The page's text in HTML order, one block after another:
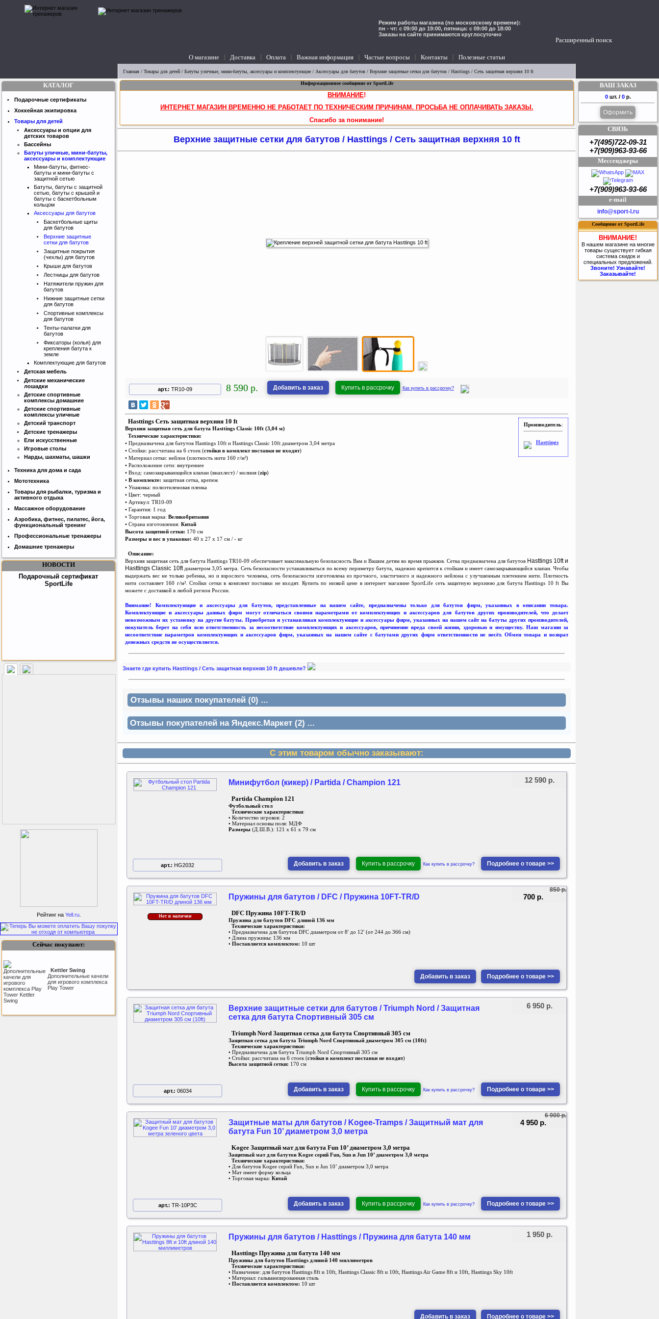
Расширенный поиск
Режим работы магазина (по московскому времени):
пн - чт: с 09:00 до 19:00, пятница: с 09:00 до 18:00
Заказы на сайте принимаются круглосуточно
О магазине Доставка Оплата Важная информация Частые вопросы Контакты Полезные статьи
Главная / Товары для детей / Батуты уличные, мини-батуты, аксессуары и комплектующие / Аксессуары для батутов / Верхние защитные сетки для батутов / Hasttings / Сеть защитная верхняя 10 ft
Информационное сообщение от SportLife
ВНИМАНИЕ!
ИНТЕРНЕТ МАГАЗИН ВРЕМЕННО НЕ РАБОТАЕТ ПО ТЕХНИЧЕСКИМ ПРИЧИНАМ. ПРОСЬБА НЕ ОПЛАЧИВАТЬ ЗАКАЗЫ.
Спасибо за понимание!
Верхние защитные сетки для батутов / Hasttings / Сеть защитная верхняя 10 ft
арт.: TR10-09 8 590 р. Добавить в заказ Купить в рассрочку Как купить в рассрочку?
Производитель:
Hasttings
Hasttings Сеть защитная верхняя 10 ft
Верхняя защитная сеть для батута Hasttings Classic 10ft (3,04 м)
Технические характеристики:
• Предназначена для батутов Hasttings 10ft и Hasttings Classic 10ft диаметром 3,04 метра
• Стойки: рассчитана на 6 стоек (стойки в комплект поставки не входят)
• Материал сетки: нейлон (плотность нити 160 г/м²)
• Расположение сети: внутреннее
• Вход: самозакрывающийся клапан (внахлест) / молния (zip)
• В комплекте: защитная сетка, крепеж
• Упаковка: полиэтиленовая пленка
• Цвет: черный
• Артикул: TR10-09
• Гарантия: 1 год
• Торговая марка: Великобритания
• Страна изготовления: Китай
Высота защитной сетки: 170 см
Размеры и вес в упаковке: 40 х 27 х 17 см / - кг
Описание:
Верхняя защитная сеть для батута Hasttings TR10-09 обеспечивает максимальную безопасность Вам и Вашим детям во время прыжков. Сетка предназначена для батутов Hasttings 10ftи
HasttingsClassic 10ftдиаметром 3,05 метра. Сеть безопасности устанавливаться по всему периметру батута, надежно крепится к стойкам и имеет самозакрывающийся клапан. Чтобы
выдержать вес не только ребенка, но и взрослого человека, сеть безопасности изготовлена из прочного, эластичного и надежного нейлона с улучшенным плетением нити. Плотность
нити составляет 160 г/м². Стойки сетки в комплект поставки не входят. Купить по низкой цене в интернет магазине SportLife сеть защитную верхнюю для батута Hasttings 10 ft Вы
можете с доставкой в любой регион России.
Внимание! Комплектующие и аксессуары для батутов, представленные на нашем сайте, предназначены только для батутов фирм, указанных в описании товара.
Комплектующие и аксессуары данных фирм могут отличаться своими параметрами от комплектующих и аксессуаров для батутов других производителей, что делает
невозможным их установку на другие батуты. Приобретая и устанавливая комплектующие и аксессуары фирм, указанных на нашем сайт на батуты других производителей,
покупатель берет на себя всю ответственность за несоответствие комплектующих и аксессуаров, причинение вреда своей жизни, здоровью и имуществу. Наш магазин за
несоответствие параметров комплектующих и аксессуаров фирм, указанных на нашем сайте с батутами других фирм ответственности не несёт. Обмен товара и возврат
денежных средств не осуществляется.
Знаете где купить Hasttings / Сеть защитная верхняя 10 ft дешевле?
Отзывы наших покупателей (0) ...
Отзывы покупателей на Яндекс.Маркет (2) ...
С этим товаром обычно заказывают:
Минифутбол (кикер) / Partida / Champion 121
Partida Champion 121
Футбольный стол
Технические характеристики:
• Количество игроков: 2
• Материал основы поля: МДФ
Размеры (Д.Ш.В.): 121 х 61 х 79 см
арт.: HG2032 Добавить в заказ Купить в рассрочку Как купить в рассрочку? Подробнее о товаре >>
12 590 р.
Нет в наличии
Пружины для батутов / DFC / Пружина 10FT-TR/D
DFC Пружина 10FT-TR/D
Пружина для батутов DFC длиной 136 мм
Технические характеристики:
• Предназначена для батутов DFC диаметром от 8' до 12' (от 244 до 366 см)
• Длина пружины: 136 мм
• Поставляется комплектом: 10 шт
Добавить в заказ Подробнее о товаре >>
850 р.
700 р.
Верхние защитные сетки для батутов / Triumph Nord / Защитная
сетка для батута Спортивный 305 см
Triumph Nord Защитная сетка для батута Спортивный 305 см
Защитная сетка для батута Triumph Nord Спортивный диаметром 305 см (10ft)
Технические характеристики:
• Предназначена для батута Triumph Nord Спортивный 305 см
• Стойки: рассчитана на 6 стоек (стойки в комплект поставки не входят)
Высота защитной сетки: 170 см
арт.: 06034 Добавить в заказ Купить в рассрочку Как купить в рассрочку? Подробнее о товаре >>
6 950 р.
Защитные маты для батутов / Kogee-Tramps / Защитный мат для
батута Fun 10’ диаметром 3,0 метра
Kogee Защитный мат для батута Fun 10’ диаметром 3,0 метра
Защитный мат для батутов Kogee серий Fun, Sun и Jun 10’ диаметром 3,0 метра
Технические характеристики:
• Для батутов Kogee серий Fun, Sun и Jun 10’ диаметром 3,0 метра
• Мат имеет форму кольца
• Торговая марка: Китай
арт.: TR-10P3C Добавить в заказ Купить в рассрочку Как купить в рассрочку? Подробнее о товаре >>
6 900 р.
4 950 р.
Пружины для батутов / Hasttings / Пружина для батута 140 мм
Hasttings Пружина для батута 140 мм
Пружины для батутов Hasttings длиной 140 миллиметров
Технические характеристики:
• Назначение: для батутов Hasttings 8ft и 10ft, Hasttings Classic 8ft и 10ft, Hasttings Air Game 8ft и 10ft, Hasttings Sky 10ft
• Материал: гальванизированная сталь
• Поставляется комплектом: 10 шт
Добавить в заказ Подробнее о товаре >>
1 950 р.
КАТАЛОГ
Подарочные сертификаты
Хоккейная экипировка
Товары для детей
Аксессуары и опции для
детских товаров
Бассейны
Батуты уличные, мини-батуты,
аксессуары и комплектующие
Мини-батуты, фитнес-
батуты и мини-батуты с
защитной сетью
Батуты, батуты с защитной
сетью, батуты с крышей и
батуты с баскетбольным
кольцом
Аксессуары для батутов
Баскетбольные щиты
для батутов
Верхние защитные
сетки для батутов
Защитные покрытия
(чехлы) для батутов
Крыши для батутов
Лестницы для батутов
Натяжители пружин для
батутов
Нижние защитные сетки
для батутов
Спортивные комплексы
для батутов
Тенты-палатки для
батутов
Фиксаторы (колья) для
крепления батута к
земле
Комплектующие для батутов
Детская мебель
Детские механические
лошадки
Детские спортивные
комплексы домашние
Детские спортивные
комплексы уличные
Детский транспорт
Детские тренажеры
Ели искусственные
Игровые столы
Нарды, шахматы, шашки
Техника для дома и сада
Мототехника
Товары для рыбалки, туризма и
активного отдыха
Массажное оборудование
Аэробика, фитнес, пилатес, йога,
функциональный тренинг
Профессиональные тренажеры
Домашние тренажеры
НОВОСТИ
Интернет магазин SportLife
Работаем на рынке спортивных
товаров с 2008 года!
товара!
Подарочный сертификат
SportLife
Как заставить женщину
заниматся спортом?
Рейтинг на Yell.ru
Сейчас покупают:
батута 3,05м (Т-
коннектор)
Каркас батута Sport Elite
диаметром 3,05 метра
(10FT)
Kettler Swing
Дополнительные качели
для игрового комплекса
Play Tower
ВАШ ЗАКАЗ
0 шт. / 0 р.
Оформить
СВЯЗЬ
+7(495)722-09-31
+7(909)963-93-66
Мессенджеры
+7(909)963-93-66
e-mail
info@sport-l.ru
Сообщение от SportLife
ВНИМАНИЕ!
В нашем магазине на многие
товары существует гибкая
система скидок и
специальных предложений.
Звоните! Узнавайте!
Заказывайте!